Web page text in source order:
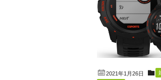
2021年1月26日